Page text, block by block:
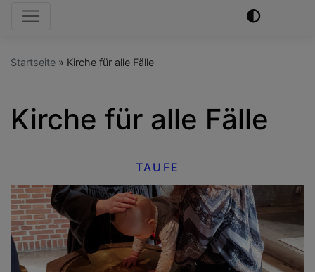
Hauptnavigation
Startseite Kirche für alle Fälle
Kirche für alle Fälle
TAUFE